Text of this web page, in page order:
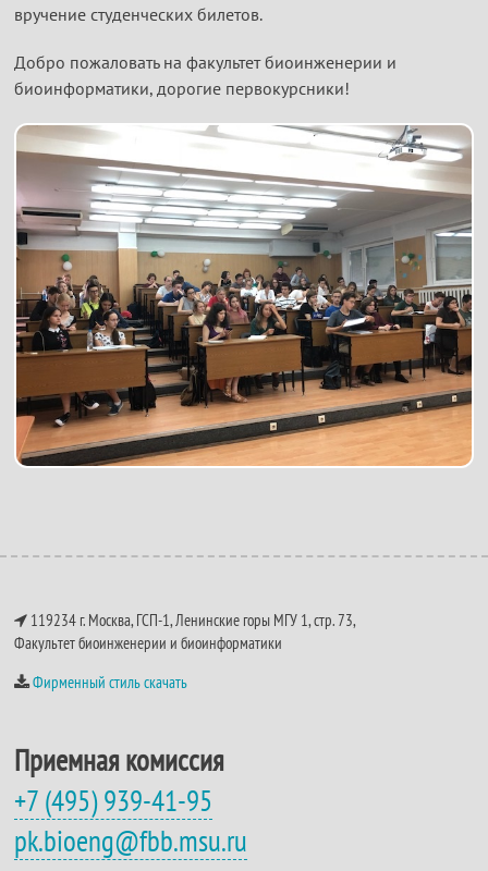
вручение студенческих билетов.
Добро пожаловать на факультет биоинженерии и
биоинформатики, дорогие первокурсники!
119234 г. Москва, ГСП-1, Ленинские горы МГУ 1, стр. 73,
Факультет биоинженерии и биоинформатики
Фирменный стиль скачать
Приемная комиссия
+7 (495) 939-41-95
pk.bioeng@fbb.msu.ru